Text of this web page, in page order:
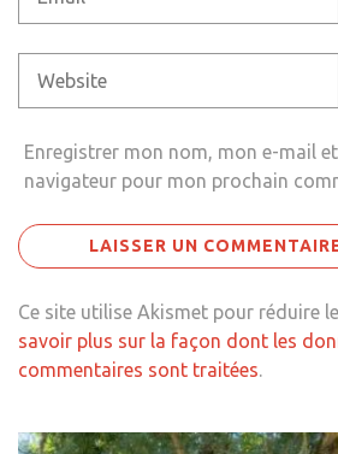
Enregistrer mon nom, mon e-mail
navigateur pour mon prochain
Ce site utilise Akismet pour réduire
savoir plus sur la façon dont les
commentaires sont traitées